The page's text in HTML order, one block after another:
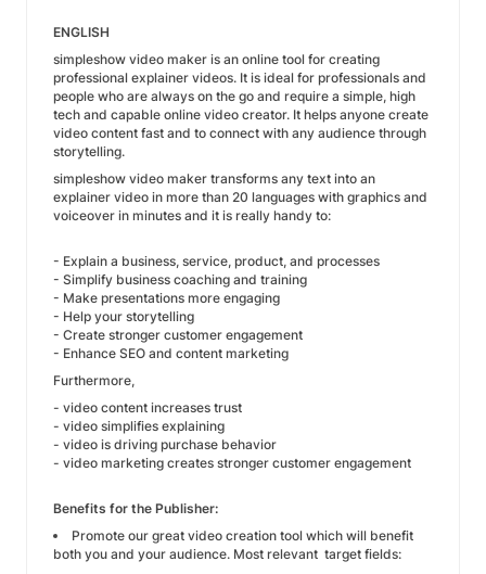
ENGLISH
simpleshow video maker is an online tool for creating
professional explainer videos. It is ideal for professionals and
people who are always on the go and require a simple, high
tech and capable online video creator. It helps anyone create
video content fast and to connect with any audience through
storytelling.
simpleshow video maker transforms any text into an
explainer video in more than 20 languages with graphics and
voiceover in minutes and it is really handy to:
- Explain a business, service, product, and processes
- Simplify business coaching and training
- Make presentations more engaging
- Help your storytelling
- Create stronger customer engagement
- Enhance SEO and content marketing
Furthermore,
- video content increases trust
- video simplifies explaining
- video is driving purchase behavior
- video marketing creates stronger customer engagement
Benefits for the Publisher:
Promote our great video creation tool which will benefit
both you and your audience. Most relevant target fields: